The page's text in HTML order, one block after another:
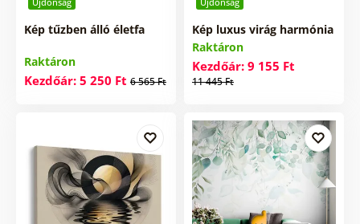
Kép tűzben álló életfa
Raktáron
Kezdőár: 5 250 Ft 6 565 Ft
Kép luxus virág harmónia
Raktáron
Kezdőár: 9 155 Ft
11 445 Ft